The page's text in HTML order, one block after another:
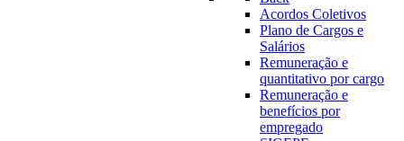
Acordos Coletivos
Plano de Cargos e
Salários
Remuneração e
quantitativo por cargo
Remuneração e
benefícios por
empregado